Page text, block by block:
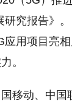
研究报告》
应用项目亮
。
移动、中